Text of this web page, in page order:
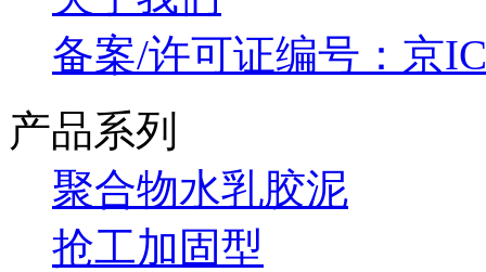
备案/许可证编号：京
产品系列
聚合物水乳胶泥
抢工加固型